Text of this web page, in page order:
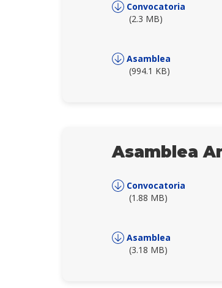
Convocatoria
(2.3 MB)
Asamblea
(994.1 KB)
Asamblea
Convocatoria
(1.88 MB)
Asamblea
(3.18 MB)